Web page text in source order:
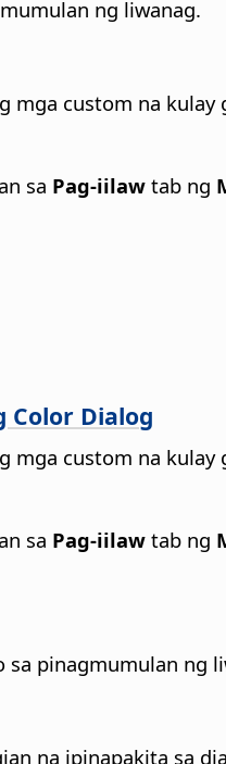
ng liwanag.
mga custom na
sa Pag-iilaw tab ng
Color Dialog
mga custom na
sa Pag-iilaw tab ng
sa pinagmumulan ng
na ipinapakita sa